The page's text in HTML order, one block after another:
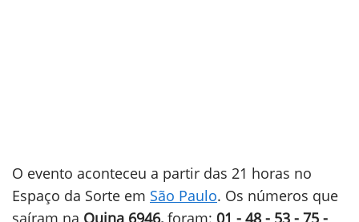
O evento aconteceu a partir das 21 horas no
Espaço da Sorte em São Paulo. Os números que
saíram na Quina 6946, foram: 01 - 48 - 53 - 75 -